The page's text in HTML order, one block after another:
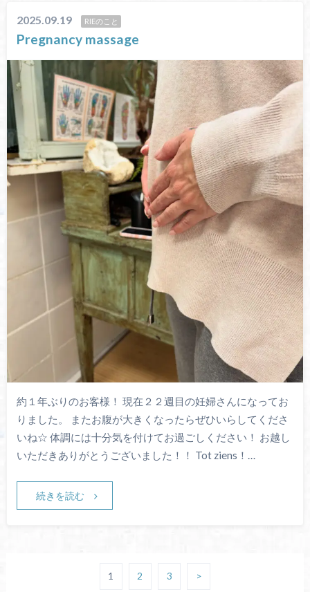
2025.09.19 RIEのこと
Pregnancy massage
約１年ぶりのお客様！ 現在２２週目の妊婦さんになってお
りました。 またお腹が大きくなったらぜひいらしてくださ
いね☆ 体調には十分気を付けてお過ごしください！ お越し
いただきありがとうございました！！ Tot ziens！…
続きを読む
1 2 3 >